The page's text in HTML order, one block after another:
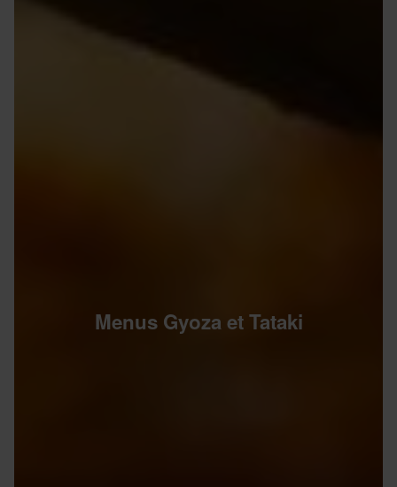
Menus Gyoza et Tataki